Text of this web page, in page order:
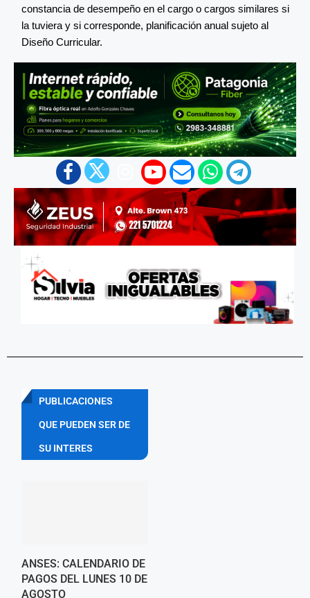
constancia de desempeño en el cargo o cargos similares si
la tuviera y si corresponde, planificación anual sujeto al
Diseño Curricular.
PUBLICACIONES
QUE PUEDEN SER DE
SU INTERES
ANSES: CALENDARIO DE
PAGOS DEL LUNES 10 DE
AGOSTO